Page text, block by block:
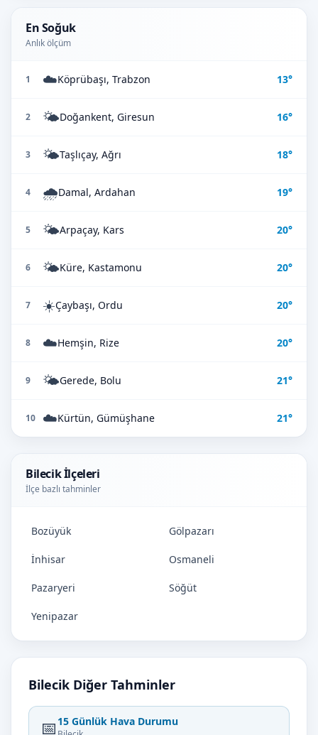
En Soğuk
Anlık ölçüm
1 ☁️Köprübaşı, Trabzon 13°
2 🌤️Doğankent, Giresun 16°
3 🌤️Taşlıçay, Ağrı 18°
4 🌧️Damal, Ardahan 19°
5 🌤️Arpaçay, Kars 20°
6 🌤️Küre, Kastamonu 20°
7 ☀️Çaybaşı, Ordu 20°
8 ☁️Hemşin, Rize 20°
9 🌤️Gerede, Bolu 21°
10 ☁️Kürtün, Gümüşhane 21°
Bilecik İlçeleri
İlçe bazlı tahminler
Bozüyük Gölpazarı
İnhisar Osmaneli
Pazaryeri Söğüt
Yenipazar
Bilecik Diğer Tahminler
📅 15 Günlük Hava Durumu